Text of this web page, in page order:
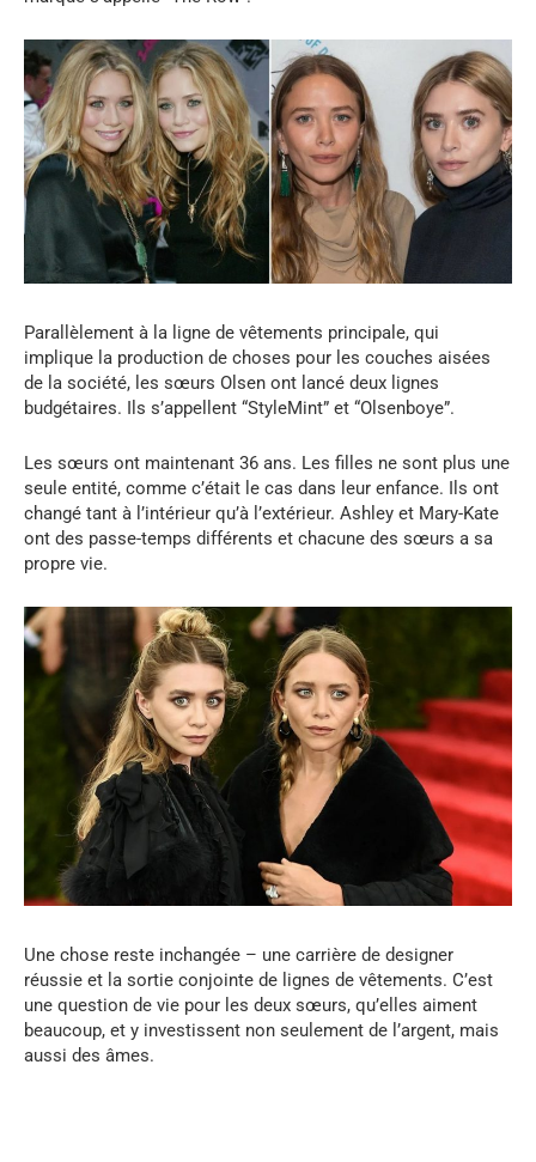
Parallèlement à la ligne de vêtements principale, qui
implique la production de choses pour les couches aisées
de la société, les sœurs Olsen ont lancé deux lignes
budgétaires. Ils s’appellent “StyleMint” et “Olsenboye”.
Les sœurs ont maintenant 36 ans. Les filles ne sont plus une
seule entité, comme c’était le cas dans leur enfance. Ils ont
changé tant à l’intérieur qu’à l’extérieur. Ashley et Mary-Kate
ont des passe-temps différents et chacune des sœurs a sa
propre vie.
Une chose reste inchangée – une carrière de designer
réussie et la sortie conjointe de lignes de vêtements. C’est
une question de vie pour les deux sœurs, qu’elles aiment
beaucoup, et y investissent non seulement de l’argent, mais
aussi des âmes.